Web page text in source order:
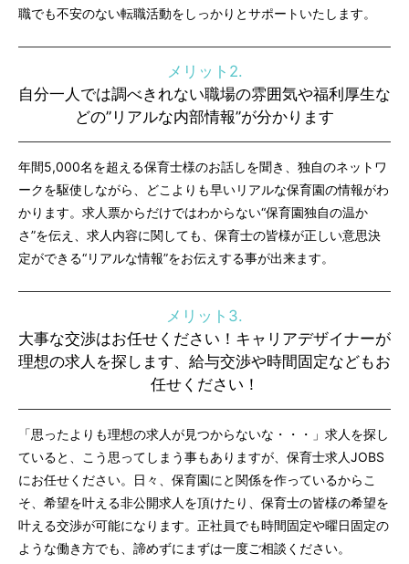
職でも不安のない転職活動をしっかりとサポートいたします。
メリット2.
自分一人では調べきれない職場の雰囲気や福利厚生な
どの”リアルな内部情報”が分かります
年間5,000名を超える保育士様のお話しを聞き、独自のネットワ
ークを駆使しながら、どこよりも早いリアルな保育園の情報がわ
かります。求人票からだけではわからない“保育園独自の温か
さ”を伝え、求人内容に関しても、保育士の皆様が正しい意思決
定ができる“リアルな情報”をお伝えする事が出来ます。
メリット3.
大事な交渉はお任せください！キャリアデザイナーが
理想の求人を探します、給与交渉や時間固定などもお
任せください！
「思ったよりも理想の求人が見つからないな・・・」求人を探し
ていると、こう思ってしまう事もありますが、保育士求人JOBS
にお任せください。日々、保育園にと関係を作っているからこ
そ、希望を叶える非公開求人を頂けたり、保育士の皆様の希望を
叶える交渉が可能になります。正社員でも時間固定や曜日固定の
ような働き方でも、諦めずにまずは一度ご相談ください。